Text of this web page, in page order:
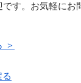
す。お気軽にお
＞